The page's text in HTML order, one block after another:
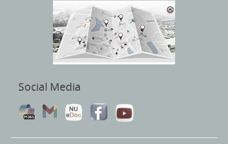
Social Media